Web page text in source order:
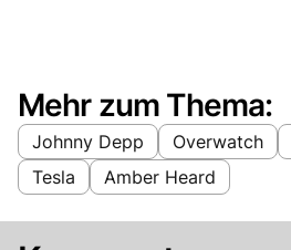
Mehr zum Thema:
Johnny Depp Overwatch
Tesla
Amber Heard